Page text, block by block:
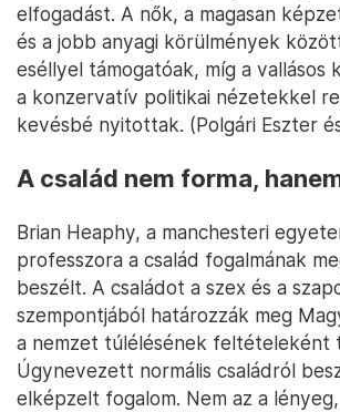
elfogadást. A nők, a magasan
és a jobb anyagi körülmények
eséllyel támogatóak, míg a vallásos
a konzervatív politikai nézetekkel
kevésbé nyitottak. (Polgári Eszter
A család nem forma,
Brian Heaphy, a manchesteri
professzora a család fogalmának
beszélt. A családot a szex és a
szempontjából határozzák meg
a nemzet túlélésének feltételeként
Úgynevezett normális családról
elképzelt fogalom. Nem az a